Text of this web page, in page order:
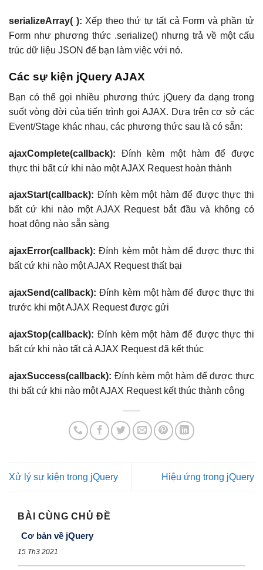
serializeArray( ): Xếp theo thứ tự tất cả Form và phần tử
Form như phương thức .serialize() nhưng trả về một cấu
trúc dữ liệu JSON để bạn làm việc với nó.
Các sự kiện jQuery AJAX
Bạn có thể gọi nhiều phương thức jQuery đa dạng trong
suốt vòng đời của tiến trình gọi AJAX. Dựa trên cơ sở các
Event/Stage khác nhau, các phương thức sau là có sẵn:
ajaxComplete(callback): Đính kèm một hàm để được
thực thi bất cứ khi nào một AJAX Request hoàn thành
ajaxStart(callback): Đính kèm một hàm để được thực thi
bất cứ khi nào một AJAX Request bắt đầu và không có
hoạt động nào sẵn sàng
ajaxError(callback): Đính kèm một hàm để được thực thi
bất cứ khi nào một AJAX Request thất bại
ajaxSend(callback): Đính kèm một hàm để được thực thi
trước khi một AJAX Request được gửi
ajaxStop(callback): Đính kèm một hàm để được thực thi
bất cứ khi nào tất cả AJAX Request đã kết thúc
ajaxSuccess(callback): Đính kèm một hàm để được thực
thi bất cứ khi nào một AJAX Request kết thúc thành công
Xử lý sự kiện trong jQuery Hiệu ứng trong jQuery
BÀI CÙNG CHỦ ĐỀ
Cơ bản về jQuery
15 Th3 2021